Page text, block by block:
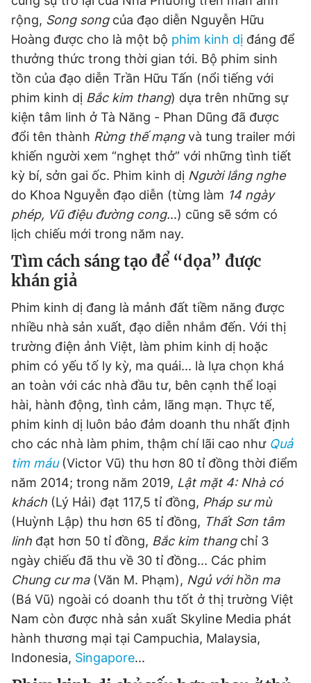
rộng, Song song của đạo diễn Nguyễn Hữu
Hoàng được cho là một bộ phim kinh dị đáng để
thưởng thức trong thời gian tới. Bộ phim sinh
tồn của đạo diễn Trần Hữu Tấn (nổi tiếng với
phim kinh dị Bắc kim thang) dựa trên những sự
kiện tâm linh ở Tà Năng - Phan Dũng đã được
đổi tên thành Rừng thế mạngvà tung trailer mới
khiến người xem “nghẹt thở” với những tình tiết
kỳ bí, sởn gai ốc. Phim kinh dị Người lắng nghe
do Khoa Nguyễn đạo diễn (từng làm 14 ngày
phép, Vũ điệu đường cong...) cũng sẽ sớm có
lịch chiếu mới trong năm nay.
Tìm cách sáng tạo để “dọa” được
khán giả
Phim kinh dị đang là mảnh đất tiềm năng được
nhiều nhà sản xuất, đạo diễn nhắm đến. Với thị
trường điện ảnh Việt, làm phim kinh dị hoặc
phim có yếu tố ly kỳ, ma quái... là lựa chọn khá
an toàn với các nhà đầu tư, bên cạnh thể loại
hài, hành động, tình cảm, lãng mạn. Thực tế,
phim kinh dị luôn bảo đảm doanh thu nhất định
cho các nhà làm phim, thậm chí lãi cao như Quả
tim máu(Victor Vũ) thu hơn 80 tỉ đồng thời điểm
năm 2014; trong năm 2019, Lật mặt 4: Nhà có
khách (Lý Hải) đạt 117,5 tỉ đồng, Pháp sư mù
(Huỳnh Lập) thu hơn 65 tỉ đồng, Thất Sơn tâm
linh đạt hơn 50 tỉ đồng, Bắc kim thangchỉ 3
ngày chiếu đã thu về 30 tỉ đồng... Các phim
Chung cư ma (Văn M. Phạm), Ngủ với hồn ma
(Bá Vũ) ngoài có doanh thu tốt ở thị trường Việt
Nam còn được nhà sản xuất Skyline Media phát
hành thương mại tại Campuchia, Malaysia,
Indonesia, Singapore...